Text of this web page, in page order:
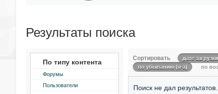
Результаты поиска
По типу контента
Форумы
Пользователи
Сортировать
дате загрузки
по убыванию (я-а)
по
Поиск не дал результатов.